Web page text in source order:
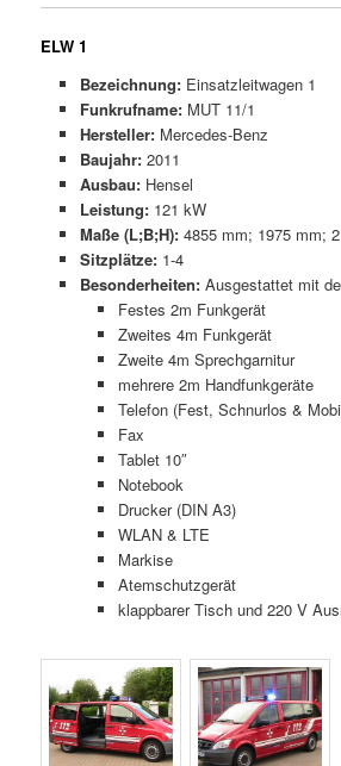
ELW 1
Bezeichnung:Einsatzleitwagen 1
Funkrufname:MUT 11/1
Hersteller:Mercedes-Benz
Baujahr:2011
Ausbau:Hensel
Leistung:121 kW
Maße (L;B;H):4855 mm; 1975 mm;
Sitzplätze:1-4
Besonderheiten:Ausgestattet mit
Festes 2m Funkgerät
Zweites 4m Funkgerät
Zweite 4m Sprechgarnitur
mehrere 2m Handfunkgeräte
Telefon (Fest, Schnurlos &
Fax
Tablet 10″
Notebook
Drucker (DIN A3)
WLAN & LTE
Markise
Atemschutzgerät
klappbarer Tisch und 220 V